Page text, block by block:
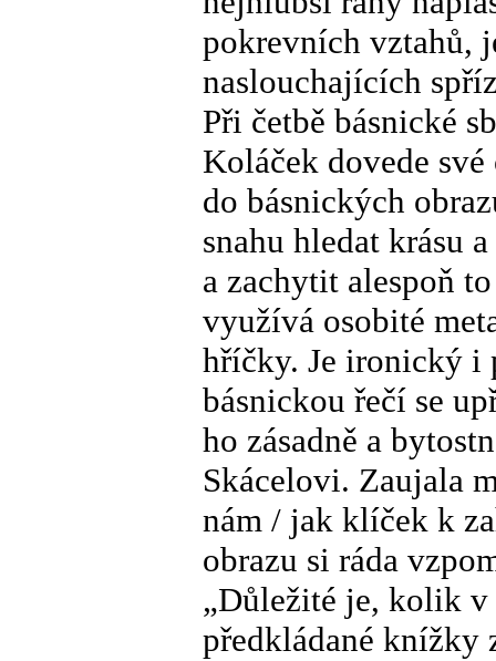
pokrevních vztahů,
naslouchajících
Při četbě básnické
Koláček dovede
do básnických
snahu hledat krásu
a zachytit alespoň
využívá osobité
hříčky. Je ironický i
básnickou řečí se
ho zásadně a
Skácelovi. Zaujala
nám / jak klíček k
obrazu si ráda
„Důležité je, kolik v
předkládané